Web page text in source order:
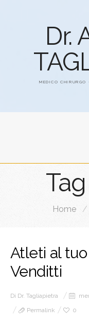
Dr.
MEDICO
Home /
Atleti al
Venditti
Di Dr. Tagliapietra
Permalink
0